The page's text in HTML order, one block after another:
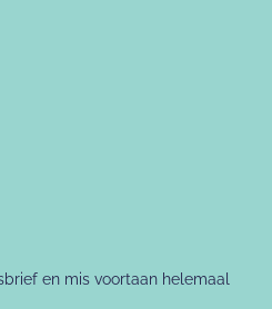
en mis voortaan helemaal